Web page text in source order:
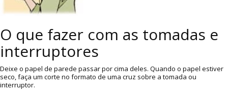
O que fazer com as tomadas e
interruptores
Deixe o papel de parede passar por cima deles. Quando o papel estiver
seco, faça um corte no formato de uma cruz sobre a tomada ou
interruptor.